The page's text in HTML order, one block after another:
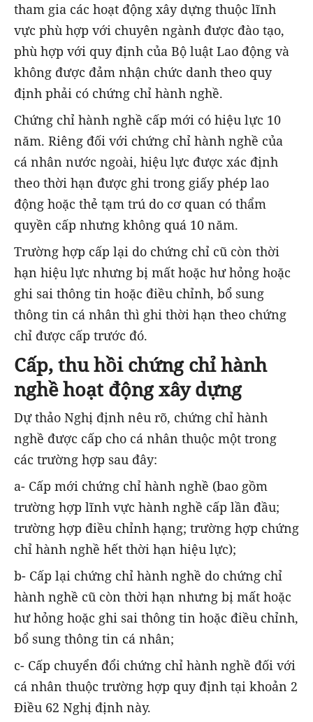
tham gia các hoạt động xây dựng thuộc lĩnh
vực phù hợp với chuyên ngành được đào tạo,
phù hợp với quy định của Bộ luật Lao động và
không được đảm nhận chức danh theo quy
định phải có chứng chỉ hành nghề.
Chứng chỉ hành nghề cấp mới có hiệu lực 10
năm. Riêng đối với chứng chỉ hành nghề của
cá nhân nước ngoài, hiệu lực được xác định
theo thời hạn được ghi trong giấy phép lao
động hoặc thẻ tạm trú do cơ quan có thẩm
quyền cấp nhưng không quá 10 năm.
Trường hợp cấp lại do chứng chỉ cũ còn thời
hạn hiệu lực nhưng bị mất hoặc hư hỏng hoặc
ghi sai thông tin hoặc điều chỉnh, bổ sung
thông tin cá nhân thì ghi thời hạn theo chứng
chỉ được cấp trước đó.
Cấp, thu hồi chứng chỉ hành
nghề hoạt động xây dựng
Dự thảo Nghị định nêu rõ, chứng chỉ hành
nghề được cấp cho cá nhân thuộc một trong
các trường hợp sau đây:
a- Cấp mới chứng chỉ hành nghề (bao gồm
trường hợp lĩnh vực hành nghề cấp lần đầu;
trường hợp điều chỉnh hạng; trường hợp chứng
chỉ hành nghề hết thời hạn hiệu lực);
b- Cấp lại chứng chỉ hành nghề do chứng chỉ
hành nghề cũ còn thời hạn nhưng bị mất hoặc
hư hỏng hoặc ghi sai thông tin hoặc điều chỉnh,
bổ sung thông tin cá nhân;
c- Cấp chuyển đổi chứng chỉ hành nghề đối với
cá nhân thuộc trường hợp quy định tại khoản 2
Điều 62 Nghị định này.